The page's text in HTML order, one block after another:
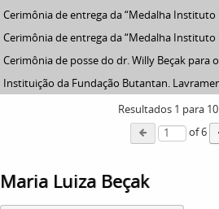
Resultados 1 para 10
of 6
Maria Luiza Beçak